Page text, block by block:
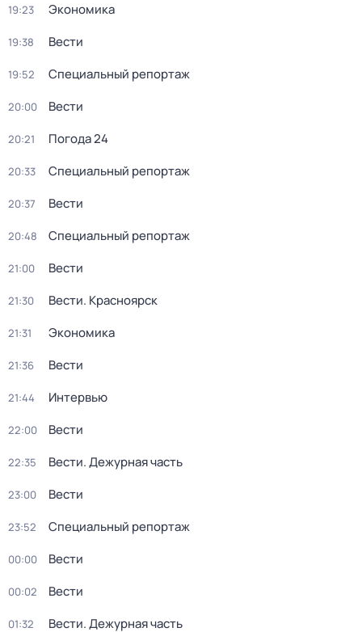
19:23 Экономика
19:38 Вести
19:52 Специальный репортаж
20:00 Вести
20:21 Погода 24
20:33 Специальный репортаж
20:37 Вести
20:48 Специальный репортаж
21:00 Вести
21:30 Вести. Красноярск
21:31 Экономика
21:36 Вести
21:44 Интервью
22:00 Вести
22:35 Вести. Дежурная часть
23:00 Вести
23:52 Специальный репортаж
00:00 Вести
00:02 Вести
01:32 Вести. Дежурная часть